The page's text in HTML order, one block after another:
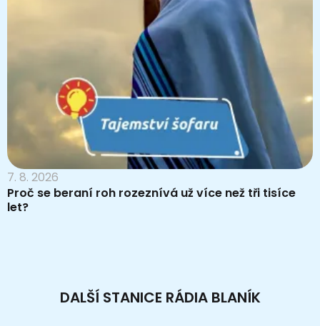
7. 8. 2026
Proč se beraní roh rozeznívá už více než tři tisíce
let?
DALŠÍ STANICE RÁDIA BLANÍK